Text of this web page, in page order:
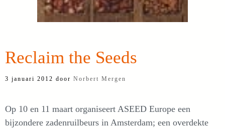
Reclaim the Seeds
3 januari 2012 door Norbert Mergen
Op 10 en 11 maart organiseert ASEED Europe een
bijzondere zadenruilbeurs in Amsterdam; een overdekte